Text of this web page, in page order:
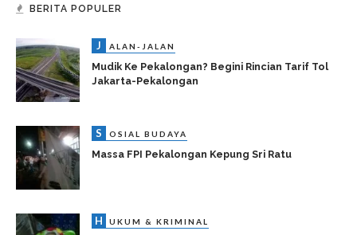
BERITA POPULER
J ALAN-JALAN
Mudik Ke Pekalongan? Begini Rincian Tarif Tol
Jakarta-Pekalongan
S OSIAL BUDAYA
Massa FPI Pekalongan Kepung Sri Ratu
H UKUM & KRIMINAL